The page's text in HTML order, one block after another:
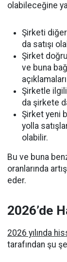
olabileceğine
Şirketi diğer
da satışı
Şirket
ve buna
Şirketle
da şirkete
Şirket yeni
yolla
olabilir.
Bu ve buna
oranlarında
eder.
2026’de
2026 yılında
tarafından şu